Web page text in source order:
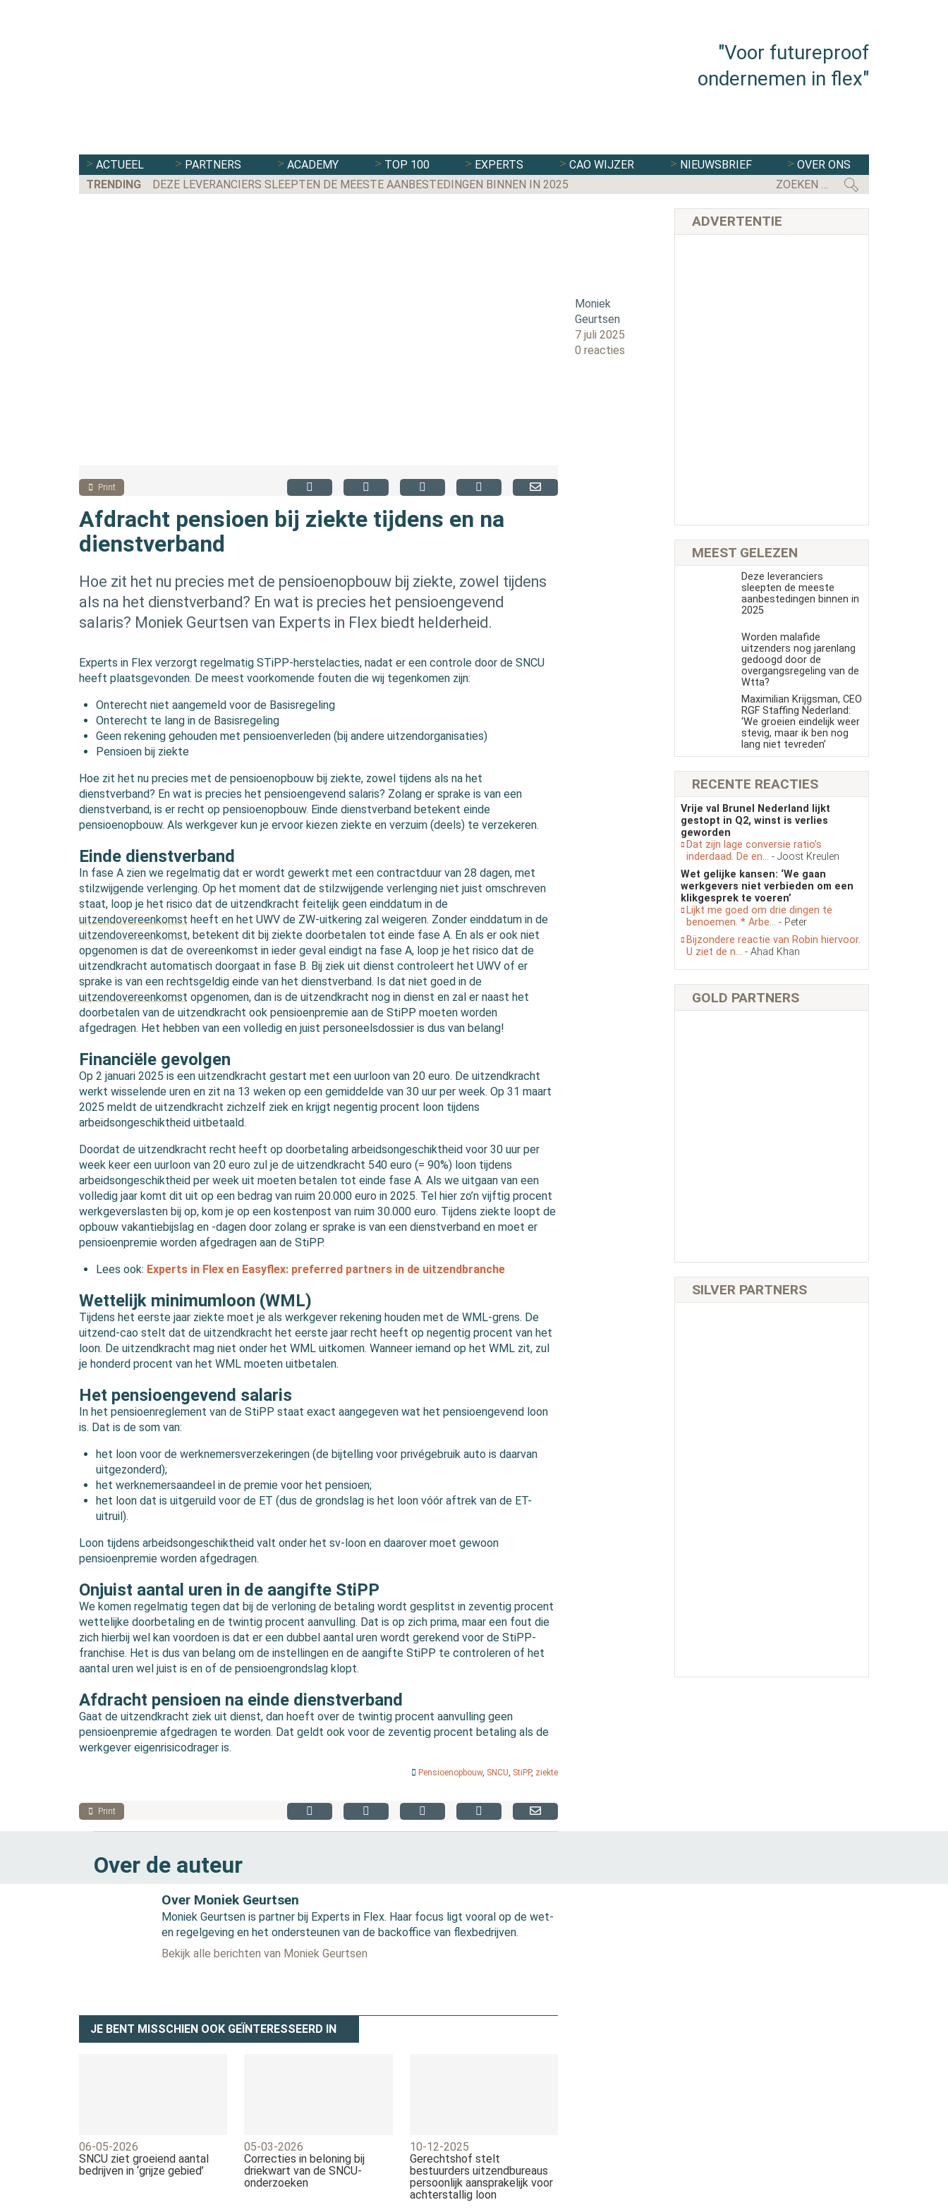
"Voor futureproof
ondernemen in flex"
ACTUEEL PARTNERS ACADEMY TOP 100 EXPERTS CAO WIJZER NIEUWSBRIEF
OVER ONS
TRENDING
DEZE LEVERANCIERS SLEEPTEN DE MEESTE AANBESTEDINGEN BINNEN IN 2025 EERSTE KAMER STEMT IN MET
Moniek
Geurtsen
7 juli 2025
0 reacties
Print
Afdracht pensioen bij ziekte tijdens en na
dienstverband
Hoe zit het nu precies met de pensioenopbouw bij ziekte, zowel tijdens
als na het dienstverband? En wat is precies het pensioengevend
salaris? Moniek Geurtsen van Experts in Flex biedt helderheid.
Experts in Flex verzorgt regelmatig STiPP-herstelacties, nadat er een controle door de SNCU
heeft plaatsgevonden. De meest voorkomende fouten die wij tegenkomen zijn:
Onterecht niet aangemeld voor de Basisregeling
Onterecht te lang in de Basisregeling
Geen rekening gehouden met pensioenverleden (bij andere uitzendorganisaties)
Pensioen bij ziekte
Hoe zit het nu precies met de pensioenopbouw bij ziekte, zowel tijdens als na het
dienstverband? En wat is precies het pensioengevend salaris? Zolang er sprake is van een
dienstverband, is er recht op pensioenopbouw. Einde dienstverband betekent einde
pensioenopbouw. Als werkgever kun je ervoor kiezen ziekte en verzuim (deels) te verzekeren.
Einde dienstverband
In fase A zien we regelmatig dat er wordt gewerkt met een contractduur van 28 dagen, met
stilzwijgende verlenging. Op het moment dat de stilzwijgende verlenging niet juist omschreven
staat, loop je het risico dat de uitzendkracht feitelijk geen einddatum in de
uitzendovereenkomst heeft en het UWV de ZW-uitkering zal weigeren. Zonder einddatum in de
uitzendovereenkomst, betekent dit bij ziekte doorbetalen tot einde fase A. En als er ook niet
opgenomen is dat de overeenkomst in ieder geval eindigt na fase A, loop je het risico dat de
uitzendkracht automatisch doorgaat in fase B. Bij ziek uit dienst controleert het UWV of er
sprake is van een rechtsgeldig einde van het dienstverband. Is dat niet goed in de
uitzendovereenkomst opgenomen, dan is de uitzendkracht nog in dienst en zal er naast het
doorbetalen van de uitzendkracht ook pensioenpremie aan de StiPP moeten worden
afgedragen. Het hebben van een volledig en juist personeelsdossier is dus van belang!
Financiële gevolgen
Op 2 januari 2025 is een uitzendkracht gestart met een uurloon van 20 euro. De uitzendkracht
werkt wisselende uren en zit na 13 weken op een gemiddelde van 30 uur per week. Op 31 maart
2025 meldt de uitzendkracht zichzelf ziek en krijgt negentig procent loon tijdens
arbeidsongeschiktheid uitbetaald.
Doordat de uitzendkracht recht heeft op doorbetaling arbeidsongeschiktheid voor 30 uur per
week keer een uurloon van 20 euro zul je de uitzendkracht 540 euro (= 90%) loon tijdens
arbeidsongeschiktheid per week uit moeten betalen tot einde fase A. Als we uitgaan van een
volledig jaar komt dit uit op een bedrag van ruim 20.000 euro in 2025. Tel hier zo’n vijftig procent
werkgeverslasten bij op, kom je op een kostenpost van ruim 30.000 euro. Tijdens ziekte loopt de
opbouw vakantiebijslag en -dagen door zolang er sprake is van een dienstverband en moet er
pensioenpremie worden afgedragen aan de StiPP.
Lees ook: Experts in Flex en Easyflex: preferred partners in de uitzendbranche
Wettelijk minimumloon (WML)
Tijdens het eerste jaar ziekte moet je als werkgever rekening houden met de WML-grens. De
uitzend-cao stelt dat de uitzendkracht het eerste jaar recht heeft op negentig procent van het
loon. De uitzendkracht mag niet onder het WML uitkomen. Wanneer iemand op het WML zit, zul
je honderd procent van het WML moeten uitbetalen.
Het pensioengevend salaris
In het pensioenreglement van de StiPP staat exact aangegeven wat het pensioengevend loon
is. Dat is de som van:
het loon voor de werknemersverzekeringen (de bijtelling voor privégebruik auto is daarvan
uitgezonderd);
het werknemersaandeel in de premie voor het pensioen;
het loon dat is uitgeruild voor de ET (dus de grondslag is het loon vóór aftrek van de ET-
uitruil).
Loon tijdens arbeidsongeschiktheid valt onder het sv-loon en daarover moet gewoon
pensioenpremie worden afgedragen.
Onjuist aantal uren in de aangifte StiPP
We komen regelmatig tegen dat bij de verloning de betaling wordt gesplitst in zeventig procent
wettelijke doorbetaling en de twintig procent aanvulling. Dat is op zich prima, maar een fout die
zich hierbij wel kan voordoen is dat er een dubbel aantal uren wordt gerekend voor de StiPP-
franchise. Het is dus van belang om de instellingen en de aangifte StiPP te controleren of het
aantal uren wel juist is en of de pensioengrondslag klopt.
Afdracht pensioen na einde dienstverband
Gaat de uitzendkracht ziek uit dienst, dan hoeft over de twintig procent aanvulling geen
pensioenpremie afgedragen te worden. Dat geldt ook voor de zeventig procent betaling als de
werkgever eigenrisicodrager is.
Pensioenopbouw, SNCU StiPP, ziekte
Print
Over de auteur
Over Moniek Geurtsen
Moniek Geurtsen is partner bij Experts in Flex. Haar focus ligt vooral op de wet-
en regelgeving en het ondersteunen van de backoffice van flexbedrijven.
Bekijk alle berichten van Moniek Geurtsen
JE BENT MISSCHIEN OOK GEÏNTERESSEERD IN
06-05-2026
SNCU ziet groeiend aantal
bedrijven in ‘grijze gebied’
05-03-2026
Correcties in beloning bij
driekwart van de SNCU-
onderzoeken
10-12-2025
Gerechtshof stelt
bestuurders uitzendbureaus
persoonlijk aansprakelijk voor
achterstallig loon
ADVERTENTIE
MEEST GELEZEN
Deze leveranciers
sleepten de meeste
aanbestedingen binnen in
2025
Worden malafide
uitzenders nog jarenlang
gedoogd door de
overgangsregeling van de
Wtta?
Maximilian Krijgsman, CEO
RGF Staffing Nederland:
‘We groeien eindelijk weer
stevig, maar ik ben nog
lang niet tevreden’
RECENTE REACTIES
Vrije val Brunel Nederland lijkt
gestopt in Q2, winst is verlies
geworden
Dat zijn lage conversie ratio’s
inderdaad. De en... - Joost Kreulen
Wet gelijke kansen: ‘We gaan
werkgevers niet verbieden om een
klikgesprek te voeren’
Lijkt me goed om drie dingen te
benoemen. * Arbe... - Peter
Bijzondere reactie van Robin hiervoor.
U ziet de n... - Ahad Khan
GOLD PARTNERS
SILVER PARTNERS